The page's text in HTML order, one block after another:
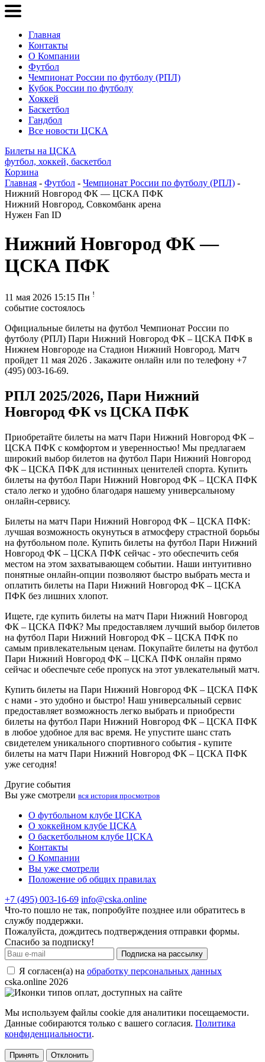
Главная
Контакты
О Компании
Футбол
Чемпионат России по футболу (РПЛ)
Кубок России по футболу
Хоккей
Баскетбол
Гандбол
Все новости ЦСКА
Билеты на ЦСКА
футбол, хоккей, баскетбол
Корзина
Главная - Футбол - Чемпионат России по футболу (РПЛ) -
Нижний Новгород ФК — ЦСКА ПФК
Нижний Новгород, Совкомбанк арена
Нужен Fan ID
Нижний Новгород ФК —
ЦСКА ПФК
11 мая 2026 15:15 Пн !
событие состоялось
Официальные билеты на футбол Чемпионат России по
футболу (РПЛ) Пари Нижний Новгород ФК – ЦСКА ПФК в
Нижнем Новгороде на Стадион Нижний Новгород. Матч
пройдет 11 мая 2026 . Закажите онлайн или по телефону +7
(495) 003-16-69.
РПЛ 2025/2026, Пари Нижний
Новгород ФК vs ЦСКА ПФК
Приобретайте билеты на матч Пари Нижний Новгород ФК –
ЦСКА ПФК с комфортом и уверенностью! Мы предлагаем
широкий выбор билетов на футбол Пари Нижний Новгород
ФК – ЦСКА ПФК для истинных ценителей спорта. Купить
билеты на футбол Пари Нижний Новгород ФК – ЦСКА ПФК
стало легко и удобно благодаря нашему универсальному
онлайн-сервису.
Билеты на матч Пари Нижний Новгород ФК – ЦСКА ПФК:
лучшая возможность окунуться в атмосферу страстной борьбы
на футбольном поле. Купить билеты на футбол Пари Нижний
Новгород ФК – ЦСКА ПФК сейчас - это обеспечить себя
местом на этом захватывающем событии. Наши интуитивно
понятные онлайн-опции позволяют быстро выбрать места и
оплатить билеты на Пари Нижний Новгород ФК – ЦСКА
ПФК без лишних хлопот.
Ищете, где купить билеты на матч Пари Нижний Новгород
ФК – ЦСКА ПФК? Мы предоставляем лучший выбор билетов
на футбол Пари Нижний Новгород ФК – ЦСКА ПФК по
самым привлекательным ценам. Покупайте билеты на футбол
Пари Нижний Новгород ФК – ЦСКА ПФК онлайн прямо
сейчас и обеспечьте себе пропуск на этот увлекательный матч.
Купить билеты на Пари Нижний Новгород ФК – ЦСКА ПФК
с нами - это удобно и быстро! Наш универсальный сервис
предоставляет возможность легко выбрать и приобрести
билеты на футбол Пари Нижний Новгород ФК – ЦСКА ПФК
в любое удобное для вас время. Не упустите шанс стать
свидетелем уникального спортивного события - купите
билеты на матч Пари Нижний Новгород ФК – ЦСКА ПФК
уже сегодня!
Другие события
Вы уже смотрели вся история просмотров
О футбольном клубе ЦСКА
О хоккейном клубе ЦСКА
О баскетбольном клубе ЦСКА
Контакты
О Компании
Вы уже смотрели
Положение об общих правилах
+7 (495) 003-16-69 info@cska.online
Что-то пошло не так, попробуйте позднее или обратитесь в
службу поддержки.
Пожалуйста, дождитесь подтверждения отправки формы.
Спасибо за подписку!
Подписка на рассылку
Я согласен(а) на обработку персональных данных
cska.online 2026
Мы используем файлы cookie для аналитики посещаемости.
Данные собираются только с вашего согласия. Политика
конфиденциальности.
Принять Отклонить